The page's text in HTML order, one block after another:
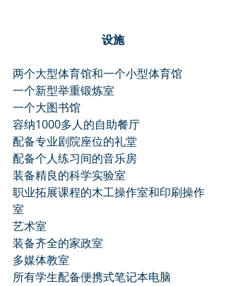
设施
两个大型体育馆和一个小型体育馆
一个新型举重锻炼室
一个大图书馆
容纳1000多人的自助餐厅
配备专业剧院座位的礼堂
配备个人练习间的音乐房
装备精良的科学实验室
职业拓展课程的木工操作室和印刷操作
室
艺术室
装备齐全的家政室
多媒体教室
所有学生配备便携式笔记本电脑